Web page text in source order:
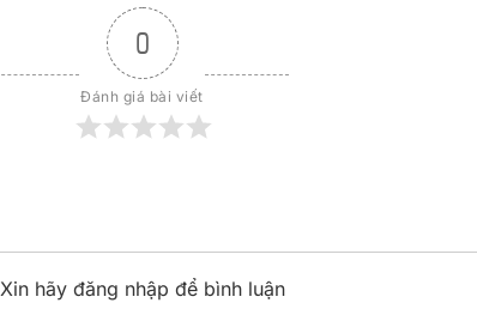
0
Đánh giá bài viết
Xin hãy đăng nhập để bình luận